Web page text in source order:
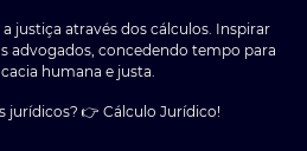
justiça através dos cálculos. Inspirar
advogados, concedendo tempo para
humana e justa.
jurídicos? 👉 Cálculo Jurídico!